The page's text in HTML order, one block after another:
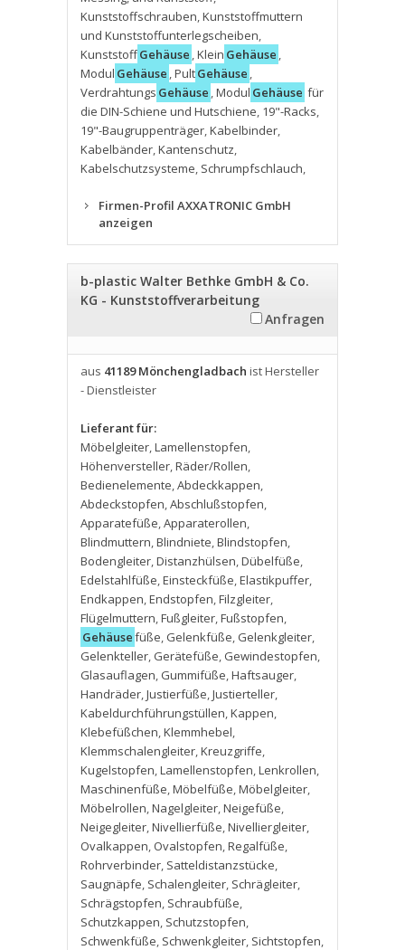
Kunststoffschrauben,Kunststoffmuttern
und Kunststoffunterlegscheiben,
KunststoffGehäuse ,Klein Gehäuse ,
Modul Gehäuse ,PultGehäuse ,
Verdrahtungs Gehäuse ,Modul Gehäuse für
die DIN-Schiene und Hutschiene, 19"-Racks,
19"-Baugruppenträger,Kabelbinder,
Kabelbänder,Kantenschutz,
Kabelschutzsysteme, Schrumpfschlauch,
Firmen-Profil AXXATRONIC GmbH
anzeigen
b-plastic Walter Bethke GmbH & Co.
KG - Kunststoffverarbeitung
Anfragen
aus 41189 Mönchengladbach ist Hersteller
- Dienstleister
Lieferant für:
Möbelgleiter,Lamellenstopfen,
Höhenversteller,Räder/Rollen,
Bedienelemente,Abdeckkappen,
Abdeckstopfen,Abschlußstopfen,
Apparatefüße,Apparaterollen,
Blindmuttern,Blindniete,Blindstopfen,
Bodengleiter,Distanzhülsen,Dübelfüße,
Edelstahlfüße,Einsteckfüße,Elastikpuffer,
Endkappen,Endstopfen,Filzgleiter,
Flügelmuttern,Fußgleiter,Fußstopfen,
Gehäusefüße, Gelenkfüße, Gelenkgleiter,
Gelenkteller, Gerätefüße, Gewindestopfen,
Glasauflagen, Gummifüße,Haftsauger,
Handräder,Justierfüße,Justierteller,
Kabeldurchführungstüllen,Kappen,
Klebefüßchen,Klemmhebel,
Klemmschalengleiter,Kreuzgriffe,
Kugelstopfen,Lamellenstopfen,Lenkrollen,
Maschinenfüße,Möbelfüße,Möbelgleiter,
Möbelrollen,Nagelgleiter,Neigefüße,
Neigegleiter,Nivellierfüße,Nivelliergleiter,
Ovalkappen, Ovalstopfen,Regalfüße,
Rohrverbinder, Satteldistanzstücke,
Saugnäpfe, Schalengleiter, Schrägleiter,
Schrägstopfen, Schraubfüße,
Schutzkappen, Schutzstopfen,
Schwenkfüße, Schwenkgleiter, Sichtstopfen,